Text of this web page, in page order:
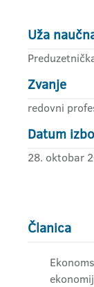
Uža
Zvanje
redovni
Datum
28. oktobar
Članica